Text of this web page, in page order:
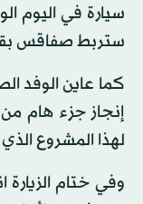
سيارة في اليوم
ستربط صفاقس
إنجاز جزء هام من
لهذا المشروع
وفي ختام